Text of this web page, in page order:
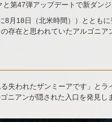
第47弾アップデートで新ダンジ
8月18日（北米時間））ととも
存在と思われていたアルゴニア
失われたザンミーアです」と
ニアンが隠された入口を発見し